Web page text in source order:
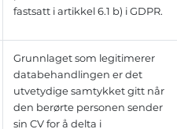
fastsatt i artikkel 6.1 b) i GDPR.
Grunnlaget som legitimerer
databehandlingen er det
utvetydige samtykket gitt når
den berørte personen sender
sin CV for å delta i